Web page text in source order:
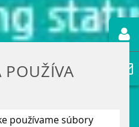
POUŽÍVA
používame súbory